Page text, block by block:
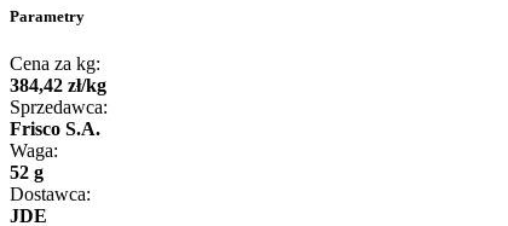
Parametry
Cena za kg:
384,42 zł/kg
Sprzedawca:
Frisco S.A.
Waga:
52 g
Dostawca:
JDE